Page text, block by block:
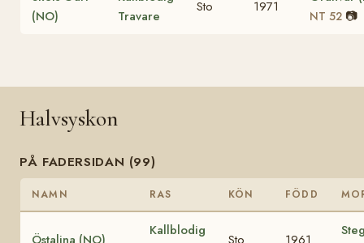
(NO)
Travare
Sto 1971
NT 52 📷
Halvsyskon
PÅ FADERSIDAN (99)
NAMN RAS KÖN FÖDD
Kallblodig